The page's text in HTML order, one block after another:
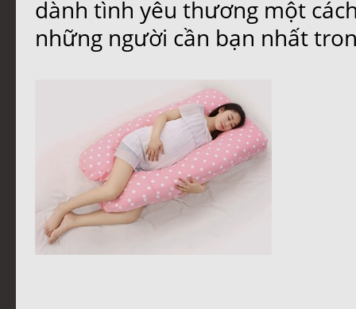
dành tình yêu thương một
những người cần bạn nhất